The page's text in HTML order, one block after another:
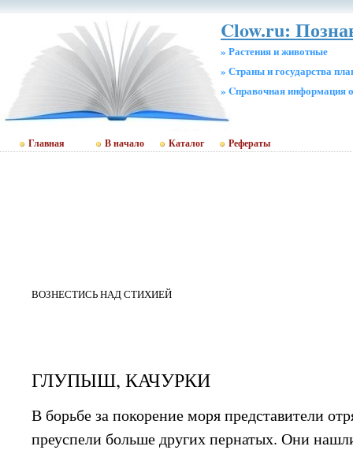
Clow.ru:
» Растения и животные
» Страны и государства
» Cправочная информация
Главная В начало Каталог Рефераты
ВОЗНЕСТИСЬ НАД СТИХИЕЙ
ГЛУПЫШ, КАЧУРКИ
В борьбе за покорение моря представители
преуспели больше других пернатых. Они